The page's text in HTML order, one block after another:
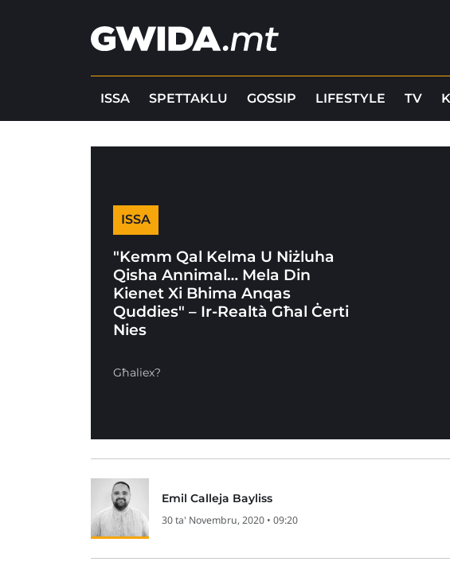
ISSA SPETTAKLU GOSSIP LIFESTYLE TV
ISSA
"Kemm Qal Kelma U Niżluha
Qisha Annimal… Mela Din
Kienet Xi Bhima Anqas
Quddies" – Ir-Realtà Għal Ċerti
Nies
Għaliex?
Emil Calleja Bayliss
30 ta' Novembru, 2020 • 09:20